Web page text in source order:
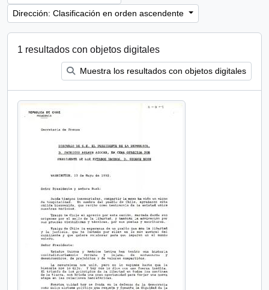
Dirección: Clasificación en orden ascendente
1 resultados con objetos digitales
Muestra los resultados con objetos digitales